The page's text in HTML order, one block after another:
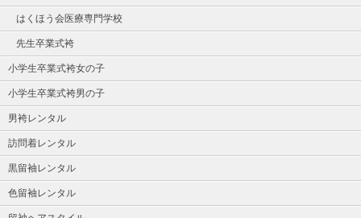
はくほう会医療専門学校
先生卒業式袴
小学生卒業式袴女の子
小学生卒業式袴男の子
男袴レンタル
訪問着レンタル
黒留袖レンタル
色留袖レンタル